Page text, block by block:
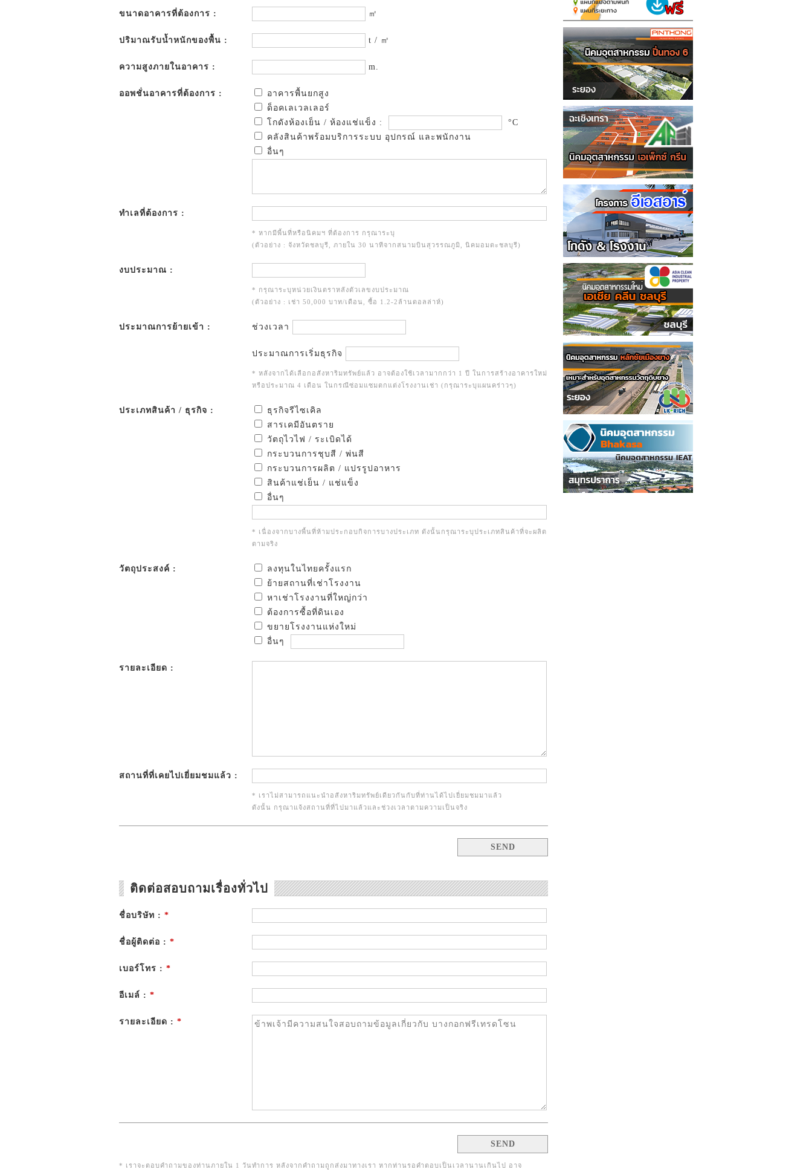
ขนาดอาคารที่ต้องการ : ㎡
ปริมาณรับน้ำหนักของพื้น : t / ㎡
ความสูงภายในอาคาร : m.
ออพชั่นอาคารที่ต้องการ :
อาคารพื้นยกสูง
ด็อคเลเวลเลอร์
โกดังห้องเย็น / ห้องแช่แข็ง :
°C
คลังสินค้าพร้อมบริการระบบ อุปกรณ์ และพนักงาน
อื่นๆ
ทำเลที่ต้องการ :
* หากมีพื้นที่หรือนิคมฯ ที่ต้องการ กรุณาระบุ
(ตัวอย่าง : จังหวัดชลบุรี, ภายใน 30 นาทีจากสนามบินสุวรรณภูมิ, นิคมอมตะชลบุรี)
งบประมาณ :
* กรุณาระบุหน่วยเงินตราหลังตัวเลขงบประมาณ
(ตัวอย่าง : เช่า 50,000 บาท/เดือน, ซื้อ 1.2-2ล้านดอลล่าห์)
ประมาณการย้ายเข้า : ช่วงเวลา
ประมาณการเริ่มธุรกิจ
* หลังจากได้เลือกอสังหาริมทรัพย์แล้ว อาจต้องใช้เวลามากกว่า 1 ปี ในการสร้างอาคารใหม่
หรือประมาณ 4 เดือน ในกรณีซ่อมแซมตกแต่งโรงงานเช่า (กรุณาระบุแผนคร่าวๆ)
ประเภทสินค้า / ธุรกิจ :
ธุรกิจรีไซเคิล
สารเคมีอันตราย
วัตถุไวไฟ / ระเบิดได้
กระบวนการชุบสี / พ่นสี
กระบวนการผลิต / แปรรูปอาหาร
สินค้าแช่เย็น / แช่แข็ง
อื่นๆ
* เนื่องจากบางพื้นที่ห้ามประกอบกิจการบางประเภท ดังนั้นกรุณาระบุประเภทสินค้าที่จะผลิต
ตามจริง
วัตถุประสงค์ :
ลงทุนในไทยครั้งแรก
ย้ายสถานที่เช่าโรงงาน
หาเช่าโรงงานที่ใหญ่กว่า
ต้องการซื้อที่ดินเอง
ขยายโรงงานแห่งใหม่
อื่นๆ
รายละเอียด :
สถานที่ที่เคยไปเยี่ยมชมแล้ว :
* เราไม่สามารถแนะนำอสังหาริมทรัพย์เดียวกันกับที่ท่านได้ไปเยี่ยมชมมาแล้ว
ดังนั้น กรุณาแจ้งสถานที่ที่ไปมาแล้วและช่วงเวลาตามความเป็นจริง
ติดต่อสอบถามเรื่องทั่วไป
ชื่อบริษัท : *
ชื่อผู้ติดต่อ : *
เบอร์โทร : *
อีเมล์ : *
รายละเอียด : *
* เราจะตอบคำถามของท่านภายใน 1 วันทำการ หลังจากคำถามถูกส่งมาทางเรา หากท่านรอคำตอบเป็นเวลานานเกินไป อาจ